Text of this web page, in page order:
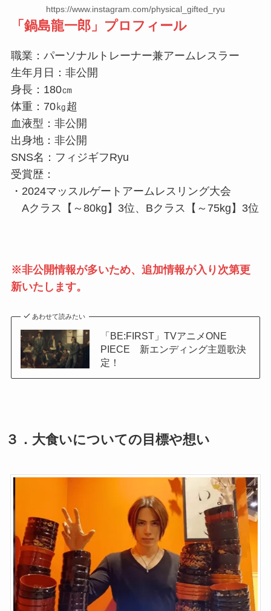
https://www.instagram.com/physical_gifted_ryu
「 鍋島龍一郎」プロフィール
職業：パーソナルトレーナー兼アームレスラー
生年月日：非公開
身長：180㎝
体重：70㎏超
血液型：非公開
出身地：非公開
SNS名：フィジギフRyu
受賞歴：
・2024マッスルゲートアームレスリング大会
Aクラス【～80kg】3位、Bクラス【～75kg】3位
※非公開情報が多いため、追加情報が入り次第更
新いたします。
あわせて読みたい
「BE:FIRST」TVアニメONE
PIECE 新エンディング主題歌決
定！
３．大食いについての目標や想い